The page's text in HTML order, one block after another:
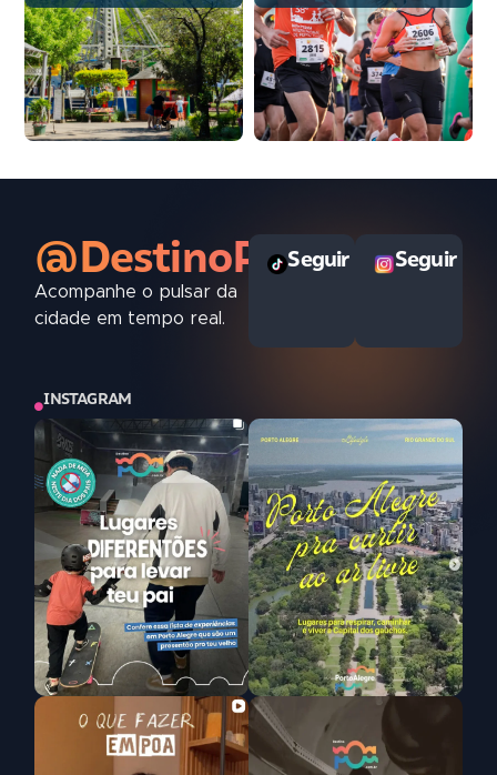
@DestinoPOAoficial
Acompanhe o pulsar da
cidade em tempo real.
Seguir Seguir
INSTAGRAM